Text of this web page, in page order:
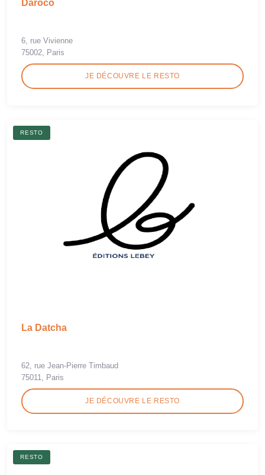
Daroco
6, rue Vivienne
75002, Paris
JE DÉCOUVRE LE RESTO
RESTO
La Datcha
62, rue Jean-Pierre Timbaud
75011, Paris
JE DÉCOUVRE LE RESTO
RESTO